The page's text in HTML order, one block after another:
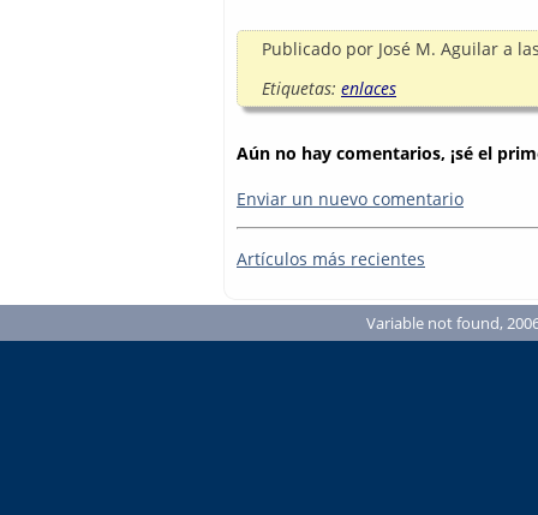
Publicado por José M. Aguilar a
Etiquetas: enlaces
Aún no hay comentarios, ¡sé el
Enviar un nuevo comentario
Artículos más recientes
Variable not found,